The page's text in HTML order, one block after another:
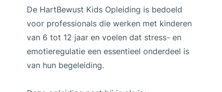
De HartBewust Kids Opleiding is bedoeld
voor professionals die werken met kinderen
van 6 tot 12 jaar en voelen dat stress- en
emotieregulatie een essentieel onderdeel is
van hun begeleiding.